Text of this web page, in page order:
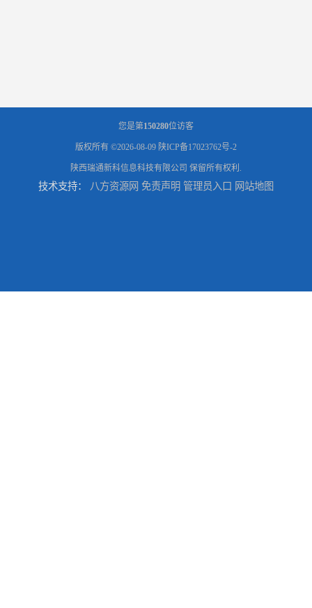
您是第150280位访客
版权所有 ©2026-08-09 陕ICP备17023762号-2
陕西瑞通新科信息科技有限公司 保留所有权利.
技术支持： 八方资源网 免责声明 管理员入口 网站地图